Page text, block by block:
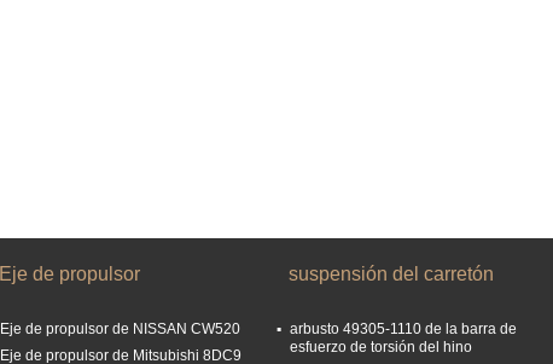
Eje de propulsor
Eje de propulsor de NISSAN CW520
Eje de propulsor de Mitsubishi 8DC9
suspensión del carretón
arbusto 49305-1110 de la barra de
esfuerzo de torsión del hino